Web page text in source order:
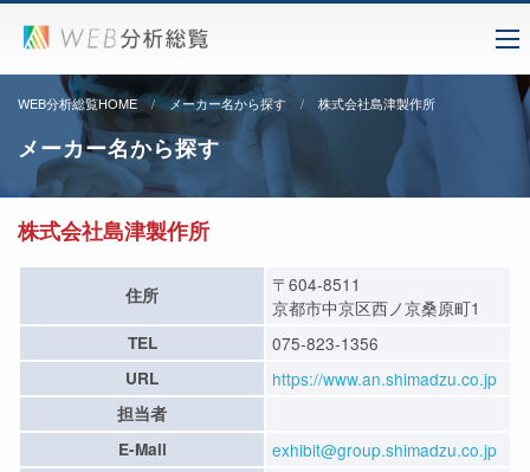
WEB分析総覧HOME メーカー名から探す 株式会社島津製作所
メーカー名から探す
株式会社島津製作所
住所
〒604-8511
京都市中京区西ノ京桑原町1
TEL 075-823-1356
URL https://www.an.shimadzu.co.jp
担当者
E-Mail
exhibit@group.shimadzu.co.jp